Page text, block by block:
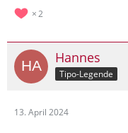
2
Hannes
Tipo-Legende
13. April 2024